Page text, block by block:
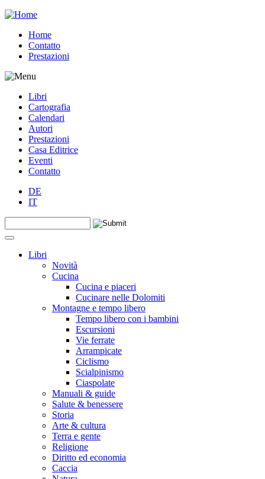
Jump to navigation
Home
Contatto
Prestazioni
Libri
Cartografia
Calendari
Autori
Prestazioni
Casa Editrice
Eventi
Contatto
DE
IT
Form di ricerca
Libri
Novità
Cucina
Cucina e piaceri
Cucinare nelle Dolomiti
Montagne e tempo libero
Tempo libero con i bambini
Escursioni
Vie ferrate
Arrampicate
Ciclismo
Scialpinismo
Ciaspolate
Manuali & guide
Salute & benessere
Storia
Arte & cultura
Terra e gente
Religione
Diritto ed economia
Caccia